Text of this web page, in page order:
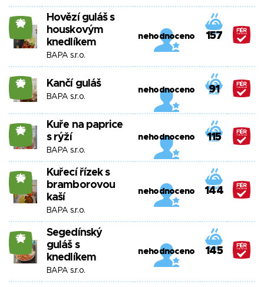
26
Hovězí guláš s
houskovým
knedlíkem
BAPA s.r.o.
nehodnoceno 157
26 Kančí guláš
BAPA s.r.o.
nehodnoceno 91
26
Kuře na paprice
s rýží
BAPA s.r.o.
nehodnoceno 115
26
Kuřecí řízek s
bramborovou
kaší
BAPA s.r.o.
nehodnoceno 144
25
Segedínský
guláš s
knedlíkem
BAPA s.r.o.
nehodnoceno 145